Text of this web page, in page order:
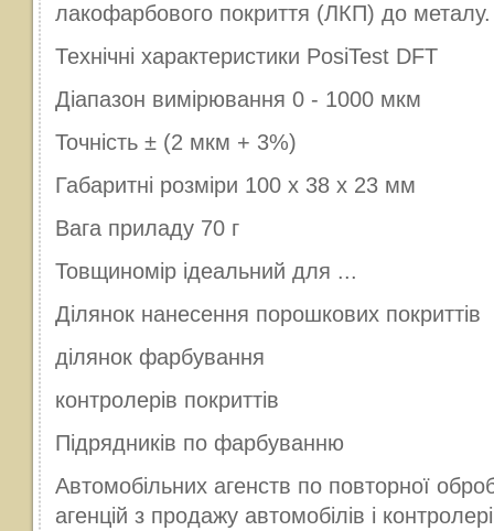
лакофарбового покриття (ЛКП) до металу.
Технічні характеристики PosiTest DFT
Діапазон вимірювання 0 - 1000 мкм
Точність ± (2 мкм + 3%)
Габаритні розміри 100 х 38 х 23 мм
Вага приладу 70 г
Товщиномір ідеальний для ...
Ділянок нанесення порошкових покриттів
ділянок фарбування
контролерів покриттів
Підрядників по фарбуванню
Автомобільних агенств по повторної
агенцій з продажу автомобілів і